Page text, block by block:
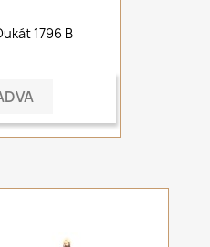
1796 B